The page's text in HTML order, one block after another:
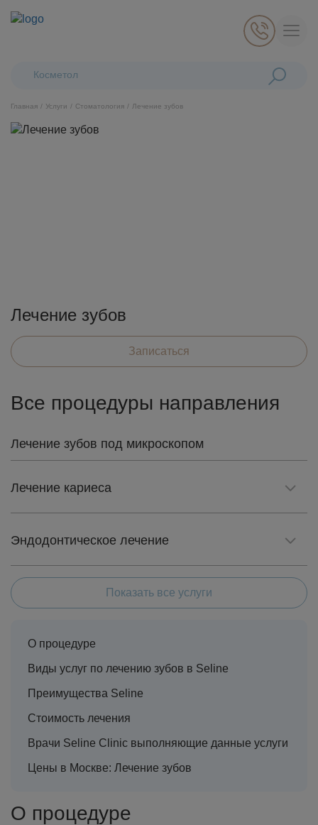
Поиск:Косметологическ
Главная Услуги Стоматология Лечение зубов
Лечение зубов
Записаться
Все процедуры направления
Лечение зубов под микроскопом
Лечение кариеса
Эндодонтическое лечение
Показать все услуги
О процедуре
Виды услуг по лечению зубов в Seline
Преимущества Seline
Стоимость лечения
Врачи Seline Clinic выполняющие данные услуги
Цены в Москве: Лечение зубов
О процедуре